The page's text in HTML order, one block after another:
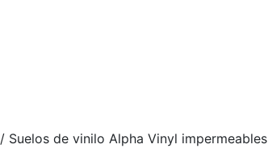
/ Suelos de vinilo Alpha Vinyl impermeables